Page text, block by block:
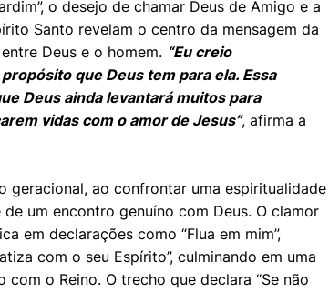
o desejo de chamar Deus de Amigo e a
Santo revelam o centro da mensagem da
Deus e o homem. “Eu creio
que Deus tem para ela. Essa
Deus ainda levantará muitos para
vidas com o amor de Jesus”, afirma a
geracional, ao confrontar uma espiritualidade
um encontro genuíno com Deus. O clamor
em declarações como “Flua em mim”,
com o seu Espírito”, culminando em uma
o Reino. O trecho que declara “Se não